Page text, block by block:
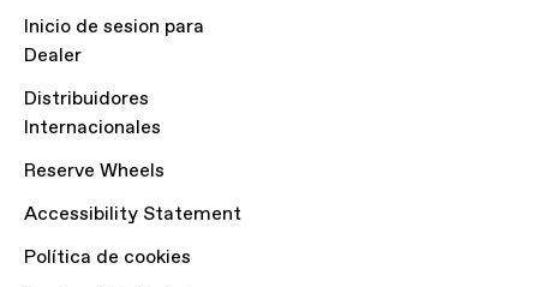
Inicio de sesion para
Dealer
Distribuidores
Internacionales
Reserve Wheels
Accessibility Statement
Política de cookies